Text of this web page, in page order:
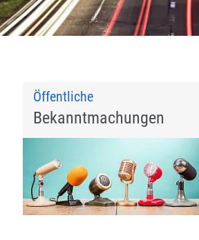
Öffentliche
Bekanntmachungen